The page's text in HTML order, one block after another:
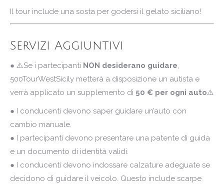
Il tour include una sosta per godersi il gelato siciliano!
Servizi Aggiuntivi
● ⚠️Se i partecipanti NON desiderano guidare,
500TourWestSicily metterà a disposizione un autista e
verrà applicato un supplemento di 50 € per ogni auto⚠️
● I conducenti devono saper guidare un’auto con
cambio manuale.
● I partecipanti devono presentare una patente di guida
e un documento di identità validi.
● I conducenti devono indossare calzature adeguate se
decidono di guidare il veicolo. Questo include scarpe